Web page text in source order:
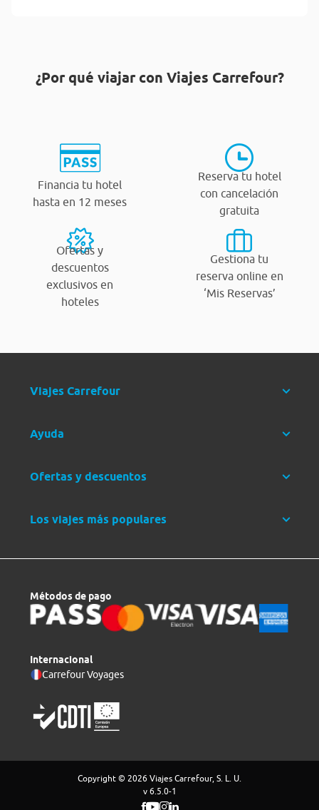
¿Por qué viajar con Viajes Carrefour?
Financia tu hotel
hasta en 12 meses
Reserva tu hotel
con cancelación
gratuita
Ofertas y
descuentos
exclusivos en
hoteles
Gestiona tu
reserva online en
‘Mis Reservas’
Viajes Carrefour
Ayuda
Ofertas y descuentos
Los viajes más populares
Métodos de pago
Internacional
Carrefour Voyages
Copyright © 2026 Viajes Carrefour, S. L. U.
v 6.5.0-1